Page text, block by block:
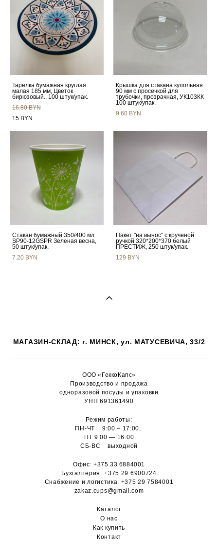
Тарелка бумажная круглая
малая 185 мм, Цветок
бирюзовый., 100 штук/упак.
16.80 BYN
15 BYN
Крышка для стакана купольная
90 мм с просечкой для
трубочки, прозрачная, УК103КК
100 штук/упак.
9.60 BYN
Стакан бумажный 350/400 мл
SP90-12GSPR Зеленая весна,
50 штук/упак.
7.20 BYN
Пакет "на вынос" с крученой
ручкой 320*200*370 белый
ПРЕСТИЖ, 250 штук/упак.
129 BYN
МАГАЗИН-СКЛАД: г. МИНСК, ул. МАТУСЕВИЧА, 33/2
ООО «ГеккоКапс»
Производство и продажа
одноразовой посуды и упаковки
УНП 691361490
Режим работы:
ПН-ЧТ 9:00 – 17:00,
ПТ 9:00 — 16:00
СБ-ВС выходной
Офис:+375 33 6884001
Бухгалтерия: +375 29 6900724
Снабжение и логистика: +375 29 7584001
zakaz.cups@gmail.com
Каталог
О нас
Как купить
Контакт